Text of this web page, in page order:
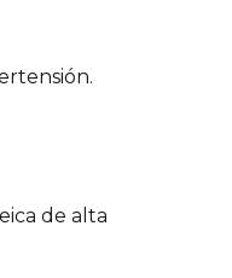
de alta